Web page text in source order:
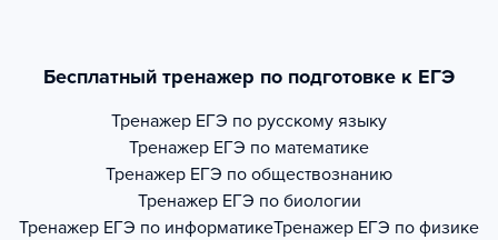
Бесплатный тренажер по подготовке к ЕГЭ
Тренажер ЕГЭ по русскому языку
Тренажер ЕГЭ по математике
Тренажер ЕГЭ по обществознанию
Тренажер ЕГЭ по биологии
Тренажер ЕГЭ по информатикеТренажер ЕГЭ по физике